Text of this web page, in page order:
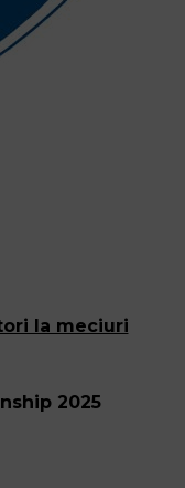
la meciuri
2025